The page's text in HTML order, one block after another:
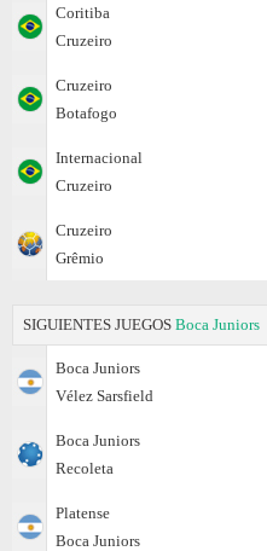
Coritiba
Cruzeiro
Cruzeiro
Botafogo
Internacional
Cruzeiro
Cruzeiro
Grêmio
SIGUIENTES JUEGOS Boca Juniors
Boca Juniors
Vélez Sarsfield
Boca Juniors
Recoleta
Platense
Boca Juniors